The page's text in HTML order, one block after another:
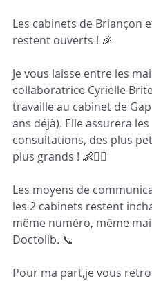
Les cabinets de Briançon
restent ouverts ! 🎉
Je vous laisse entre les
collaboratrice Cyrielle
travaille au cabinet de
ans déjà). Elle assurera les
consultations, des plus
plus grands ! 👶🏃‍♂️
Les moyens de
les 2 cabinets restent
même numéro, même
Doctolib. 📞
Pour ma part,je vous